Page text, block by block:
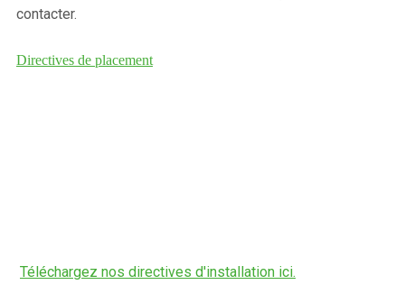
contacter.
Directives de placement
Téléchargez nos directives d'installation ici.